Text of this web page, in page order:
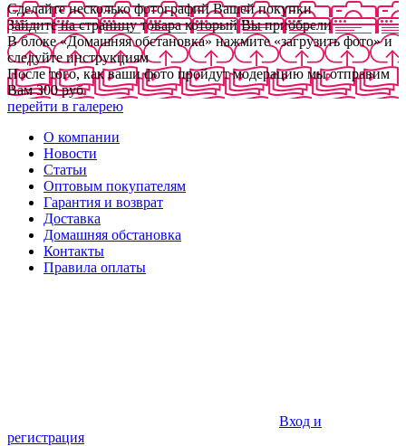
Сделайте несколько фотографий Вашей покупки
Зайдите на страницу товара который Вы приобрели
В блоке «Домашняя обстановка» нажмите «загрузить фото» и
следуйте инструкциям
После того, как ваши фото пройдут модерацию мы отправим
Вам 300 руб
перейти в галерею
О компании
Новости
Статьи
Оптовым покупателям
Гарантия и возврат
Доставка
Домашняя обстановка
Контакты
Правила оплаты
Вход и
регистрация